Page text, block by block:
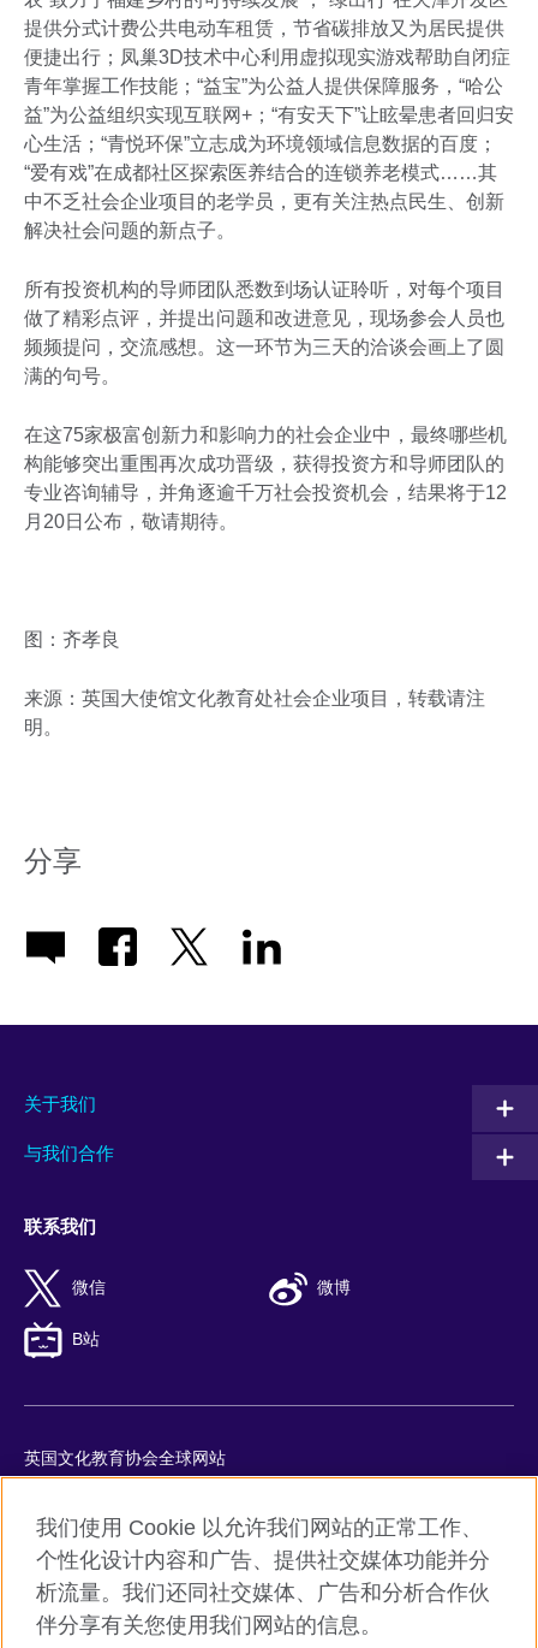
提供分式计费公共电动车租赁，节省碳排放又为居民提供
便捷出行；凤巢3D技术中心利用虚拟现实游戏帮助自闭症
青年掌握工作技能；“益宝”为公益人提供保障服务，“哈公
益”为公益组织实现互联网+；“有安天下”让眩晕患者回归安
心生活；“青悦环保”立志成为环境领域信息数据的百度；
“爱有戏”在成都社区探索医养结合的连锁养老模式……其
中不乏社会企业项目的老学员，更有关注热点民生、创新
解决社会问题的新点子。
所有投资机构的导师团队悉数到场认证聆听，对每个项目
做了精彩点评，并提出问题和改进意见，现场参会人员也
频频提问，交流感想。这一环节为三天的洽谈会画上了圆
满的句号。
在这75家极富创新力和影响力的社会企业中，最终哪些机
构能够突出重围再次成功晋级，获得投资方和导师团队的
专业咨询辅导，并角逐逾千万社会投资机会，结果将于12
月20日公布，敬请期待。
图：齐孝良
来源：英国大使馆文化教育处社会企业项目，转载请注
明。
分享
关于我们
与我们合作
联系我们
微信 微博
B站
英国文化教育协会全球网站
Cookie
网站地图
ICP number: 京ICP备10044692号-8
京公网安备11010502045859号
我们使用 Cookie 以允许我们网站的正常工作、
个性化设计内容和广告、提供社交媒体功能并分
析流量。我们还同社交媒体、广告和分析合作伙
伴分享有关您使用我们网站的信息。